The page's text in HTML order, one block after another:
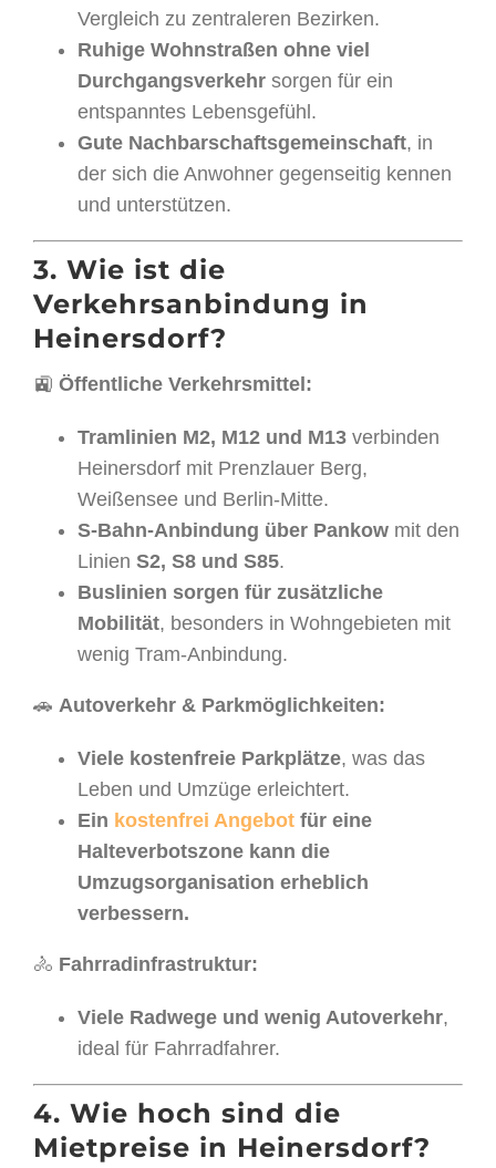
Vergleich zu zentraleren Bezirken.
Ruhige Wohnstraßen ohne viel
Durchgangsverkehrsorgen für ein
entspanntes Lebensgefühl.
Gute Nachbarschaftsgemeinschaft, in
der sich die Anwohner gegenseitig kennen
und unterstützen.
3. Wie ist die
Verkehrsanbindung in
Heinersdorf?
🚉 Öffentliche Verkehrsmittel:
Tramlinien M2, M12 und M13verbinden
Heinersdorf mit Prenzlauer Berg,
Weißensee und Berlin-Mitte.
S-Bahn-Anbindung über Pankowmit den
Linien S2, S8 und S85.
Buslinien sorgen für zusätzliche
Mobilität, besonders in Wohngebieten mit
wenig Tram-Anbindung.
🚗 Autoverkehr & Parkmöglichkeiten:
Viele kostenfreie Parkplätze, was das
Leben und Umzüge erleichtert.
Ein kostenfrei Angebotfür eine
Halteverbotszone kann die
Umzugsorganisation erheblich
verbessern.
🚴 Fahrradinfrastruktur:
Viele Radwege und wenig Autoverkehr,
ideal für Fahrradfahrer.
4. Wie hoch sind die
Mietpreise in Heinersdorf?